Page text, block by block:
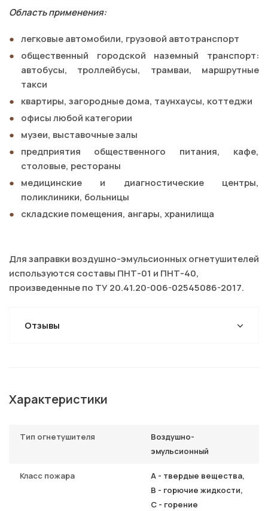
Область применения:
легковые автомобили, грузовой автотранспорт
общественный городской наземный транспорт:
автобусы, троллейбусы, трамваи, маршрутные
такси
квартиры, загородные дома, таунхаусы, коттеджи
офисы любой категории
музеи, выставочные залы
предприятия общественного питания, кафе,
столовые, рестораны
медицинские и диагностические центры,
поликлиники, больницы
складские помещения, ангары, хранилища
Для заправки воздушно-эмульсионных огнетушителей
используются составы ПНТ-01 и ПНТ-40,
произведенные по ТУ 20.41.20-006-02545086-2017.
Отзывы
Характеристики
Тип огнетушителя
Воздушно-
эмульсионный
Класс пожара
А - твердые вещества,
B - горючие жидкости,
С - горение